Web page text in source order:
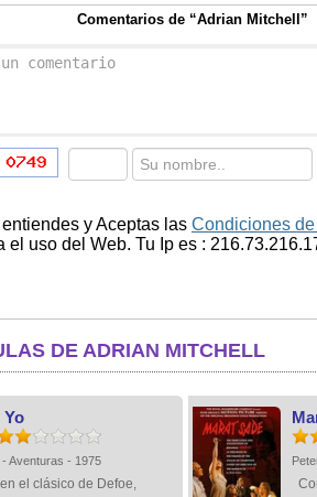
Comentarios de “Adrian Mitchell”
y Aceptas las Condiciones
el uso del Web. Tu Ip es :
DE ADRIAN MITCHELL
Yo
Aventuras - 1975
el clásico de Defoe,